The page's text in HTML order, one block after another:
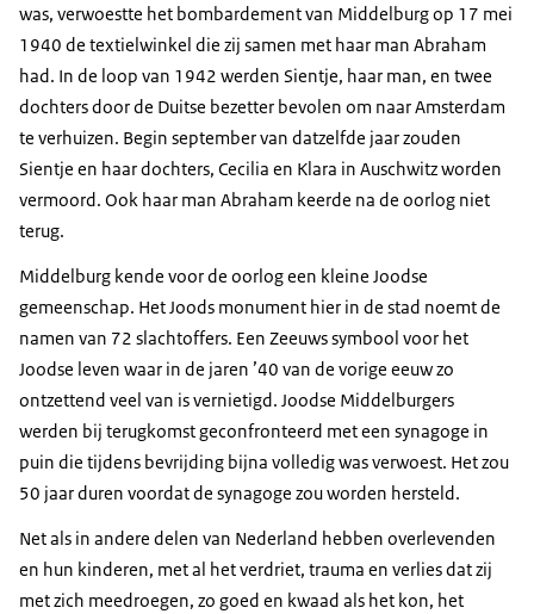
was, verwoestte het bombardement van Middelburg op 17 mei
1940 de textielwinkel die zij samen met haar man Abraham
had. In de loop van 1942 werden Sientje, haar man, en twee
dochters door de Duitse bezetter bevolen om naar Amsterdam
te verhuizen. Begin september van datzelfde jaar zouden
Sientje en haar dochters, Cecilia en Klara in Auschwitz worden
vermoord. Ook haar man Abraham keerde na de oorlog niet
terug.
Middelburg kende voor de oorlog een kleine Joodse
gemeenschap. Het Joods monument hier in de stad noemt de
namen van 72 slachtoffers. Een Zeeuws symbool voor het
Joodse leven waar in de jaren ’40 van de vorige eeuw zo
ontzettend veel van is vernietigd. Joodse Middelburgers
werden bij terugkomst geconfronteerd met een synagoge in
puin die tijdens bevrijding bijna volledig was verwoest. Het zou
50 jaar duren voordat de synagoge zou worden hersteld.
Net als in andere delen van Nederland hebben overlevenden
en hun kinderen, met al het verdriet, trauma en verlies dat zij
met zich meedroegen, zo goed en kwaad als het kon, het